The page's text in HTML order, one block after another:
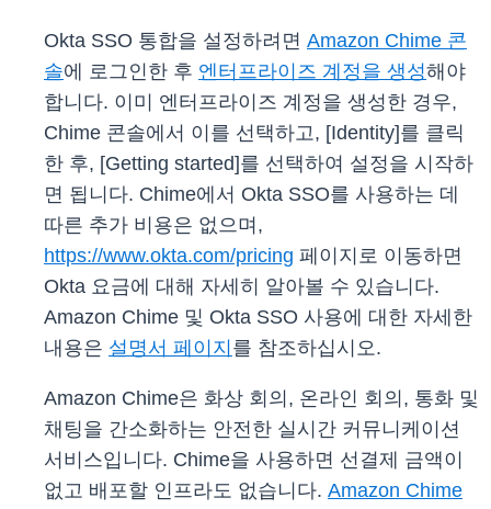
Okta SSO 통합을 설정하려면 Amazon Chime 콘
솔에 로그인한 후 엔터프라이즈 계정을 생성해야
합니다. 이미 엔터프라이즈 계정을 생성한 경우,
Chime 콘솔에서 이를 선택하고, [Identity]를 클릭
한 후, [Getting started]를 선택하여 설정을 시작하
면 됩니다. Chime에서 Okta SSO를 사용하는 데
따른 추가 비용은 없으며,
https://www.okta.com/pricing 페이지로 이동하면
Okta 요금에 대해 자세히 알아볼 수 있습니다.
Amazon Chime 및 Okta SSO 사용에 대한 자세한
내용은 설명서 페이지 를 참조하십시오.
Amazon Chime은 화상 회의, 온라인 회의, 통화 및
채팅을 간소화하는 안전한 실시간 커뮤니케이션
서비스입니다. Chime을 사용하면 선결제 금액이
없고 배포할 인프라도 없습니다. Amazon Chime